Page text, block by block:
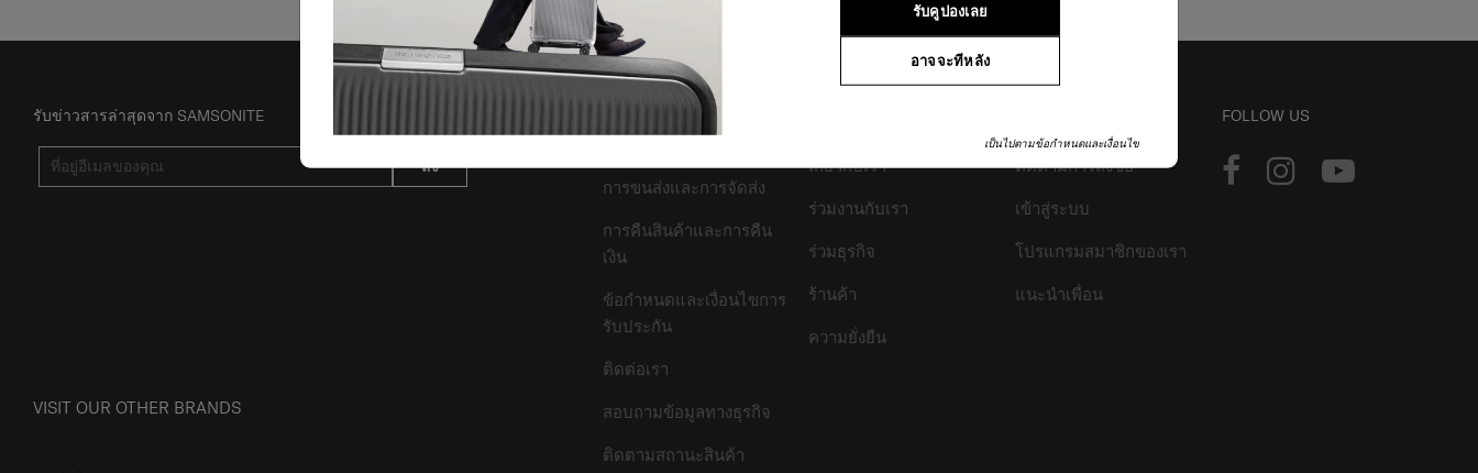
รับคูปองเลย
อาจจะทีหลัง
เป็นไปตามข้อกำหนดและเงื่อนไข
รับข่าวสารล่าสุดจาก SAMSONITE
ส่ง
VISIT OUR OTHER BRANDS
บ่อย
การขนส่งและการจัดส่ง
การคืนสินค้าและการคืน
เงิน
ข้อกำหนดและเงื่อนไขการ
รับประกัน
ติดต่อเรา
สอบถามข้อมูลทางธุรกิจ
ติดตามสถานะสินค้า
เกี่ยวกับเรา
ร่วมงานกับเรา
ร่วมธุรกิจ
ร้านค้า
ความยั่งยืน
ติดตามการสั่งซื้อ
เข้าสู่ระบบ
โปรแกรมสมาชิกของเรา
แนะนำเพื่อน
FOLLOW US